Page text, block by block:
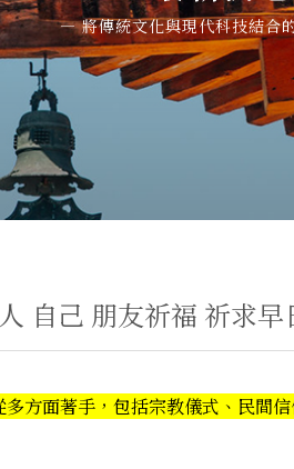
自己 朋友祈福 祈求
多方面著手，包括宗教儀式、民間